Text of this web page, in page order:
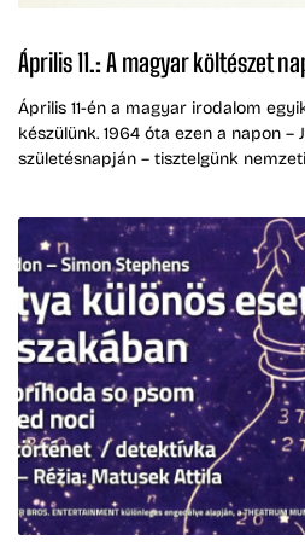
Április 11.: A magyar költészet
Április 11-én a magyar irodalom
készülünk. 1964 óta ezen a napon –
születésnapján – tisztelgünk